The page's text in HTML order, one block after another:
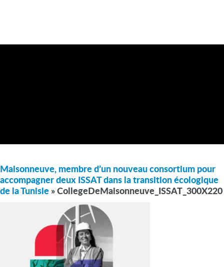
Maisonneuve, membre d’un nouveau consortium pour
accompagner deux ISSAT dans la transition écologique
de la Tunisie » CollegeDeMaisonneuve_ISSAT_300X220